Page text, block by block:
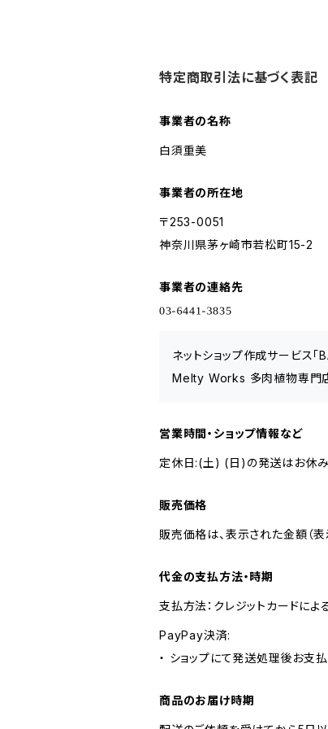
特定商取引法に基づく表記
事業者の名称
白須重美
事業者の所在地
〒253-0051
神奈川県茅ヶ崎市若松町15-2
事業者の連絡先
ネットショップ作成サービス
Melty Works 多肉植物専門店
営業時間・ショップ情報など
定休日:(土) (日)の発送はお休み
販売価格
販売価格は、表示された金額（
代金の支払方法・時期
支払方法：クレジットカードに
PayPay決済:
・ ショップにて発送処理後お支
商品のお届け時期